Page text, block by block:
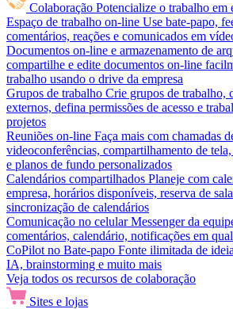
Colaboração Potencialize o trabalho em
Espaço de trabalho on-line Use bate-papo,
comentários, reações e comunicados em
Documentos on-line e armazenamento de
compartilhe e edite documentos on-line
trabalho usando o drive da empresa
Grupos de trabalho Crie grupos de trabalho,
externos, defina permissões de acesso e
projetos
Reuniões on-line Faça mais com chamadas
videoconferências, compartilhamento de
e planos de fundo personalizados
Calendários compartilhados Planeje com
empresa, horários disponíveis, reserva de
sincronização de calendários
Comunicação no celular Messenger da
comentários, calendário, notificações em
CoPilot no Bate-papo Fonte ilimitada de
IA, brainstorming e muito mais
Veja todos os recursos de colaboração
Sites e lojas